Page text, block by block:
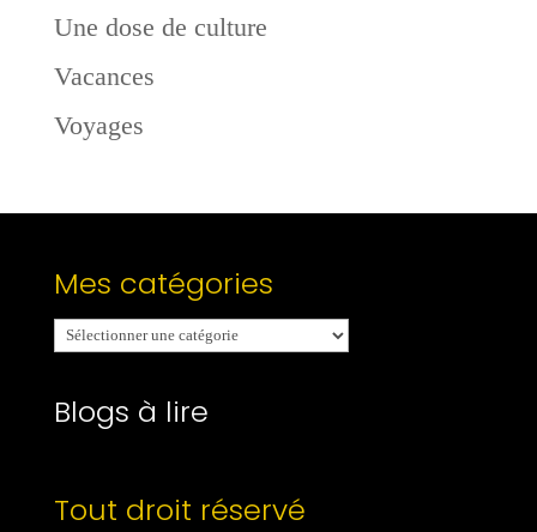
Une dose de culture
Vacances
Voyages
Mes catégories
Mes
catégories
Blogs à lire
Tout droit réservé